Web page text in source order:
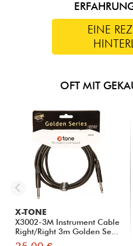
EINE
OFT MIT
X-TONE
X3002-3M Instrument Cable
Right/Right 3m Golden Se...